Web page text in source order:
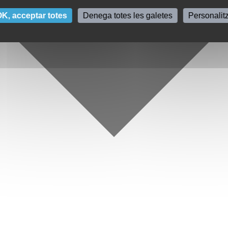
acceptar totes Denega totes les galetes